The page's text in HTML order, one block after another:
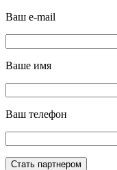
Ваш e-mail
Ваше имя
Ваш телефон